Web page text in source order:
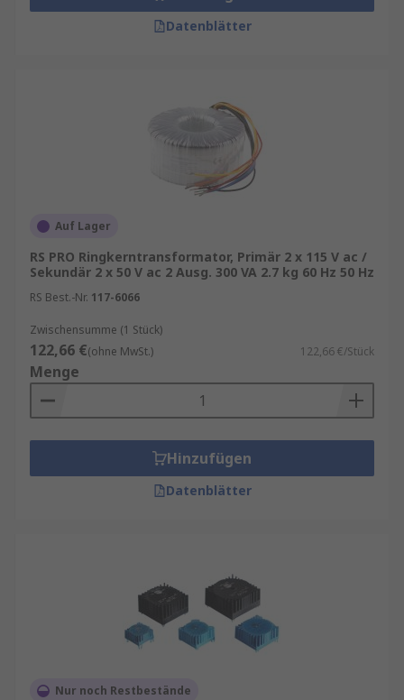
Datenblätter
Auf Lager
RS PRO Ringkerntransformator, Primär 2 x 115 V ac /
Sekundär 2 x 50 V ac 2 Ausg. 300 VA 2.7 kg 60 Hz 50 Hz
RS Best.-Nr. 117-6066
Zwischensumme (1 Stück)
122,66 €(ohne MwSt.) 122,66 €/Stück
Menge
Hinzufügen
Datenblätter
Nur noch Restbestände